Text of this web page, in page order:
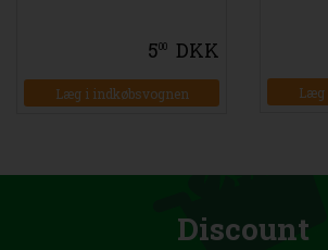
500 DKK
Læg i indkøbsvognen Læg
Discount